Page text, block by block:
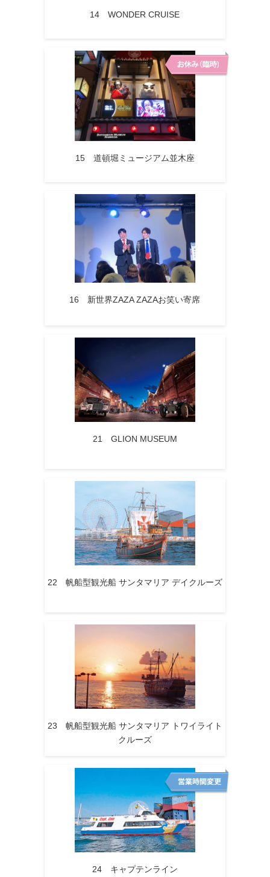
14 WONDER CRUISE
15 道頓堀ミュージアム並木座
16 新世界ZAZA ZAZAお笑い寄席
21 GLION MUSEUM
22 帆船型観光船 サンタマリア デイクルーズ
23 帆船型観光船 サンタマリア トワイライト
クルーズ
24 キャプテンライン